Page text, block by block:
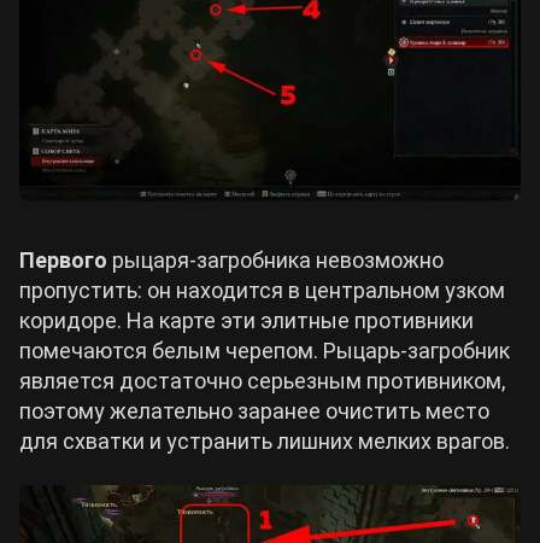
Первого рыцаря-загробника невозможно
пропустить: он находится в центральном узком
коридоре. На карте эти элитные противники
помечаются белым черепом. Рыцарь-загробник
является достаточно серьезным противником,
поэтому желательно заранее очистить место
для схватки и устранить лишних мелких врагов.